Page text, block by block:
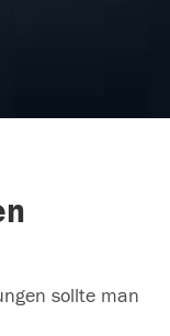
werden Sie
sollte man